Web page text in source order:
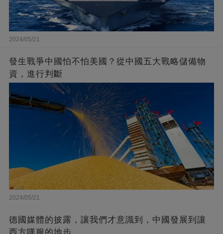
2024/05/21
發生戰爭中國怕不怕美國？從中國五大戰略儲備物
資，進行判斷
2024/05/21
德國媒體的披露，讓我們才意識到，中國發展到讓